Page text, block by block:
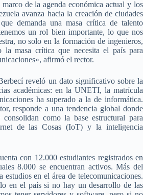
de la agenda económica actual y los
avanza hacia la creación de ciudades
demanda una masa crítica de talento
un rol bien importante, lo que nos
no solo en la formación de ingenieros,
la masa crítica que necesita el país para
afirmó el rector.
reveló un dato significativo sobre la
académicas: en la UNETI, la matrícula
ha superado a la de informática.
responde a una tendencia global donde
consolidan como la base estructural para
de las Cosas (IoT) y la inteligencia
con 12.000 estudiantes registrados en
8.000 se encuentran activos. Más del
estudios en el área de telecomunicaciones.
en el país si no hay un desarrollo de las